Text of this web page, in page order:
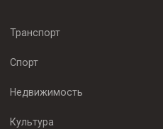
Транспорт
Спорт
Недвижимость
Культура